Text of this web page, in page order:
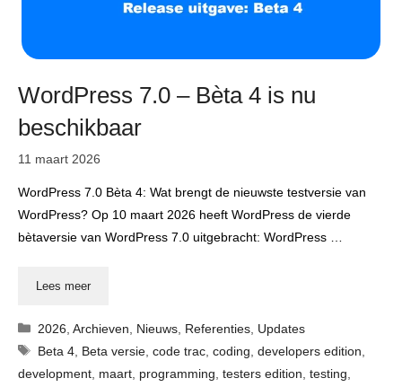
WordPress 7.0 – Bèta 4 is nu
beschikbaar
11 maart 2026
WordPress 7.0 Bèta 4: Wat brengt de nieuwste testversie van
WordPress? Op 10 maart 2026 heeft WordPress de vierde
bètaversie van WordPress 7.0 uitgebracht: WordPress …
Lees meer
Categorieën
2026 ,Archieven Nieuws Referenties Updates
Tags
Beta 4 Beta versie ,code trac ,coding ,developers edition
development maart programming testers edition testing